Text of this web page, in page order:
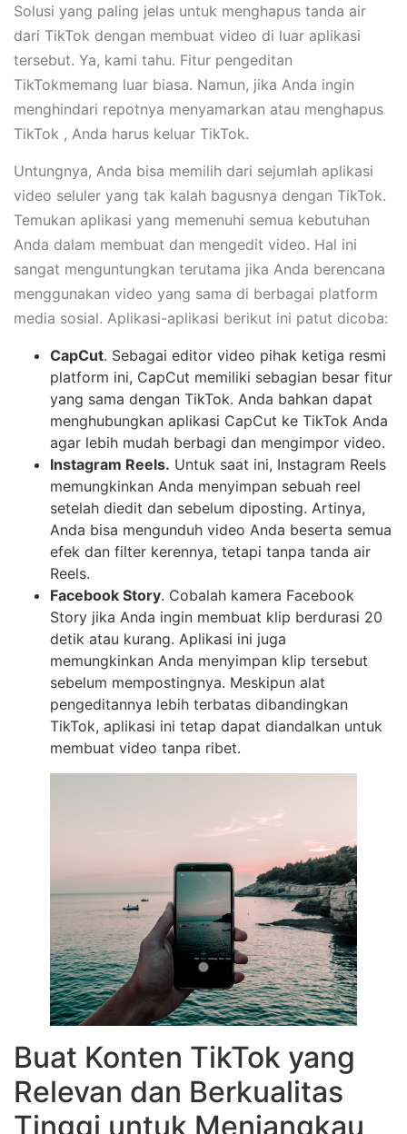
Solusi yang paling jelas untuk menghapus tanda air
dari TikTok dengan membuat video di luar aplikasi
tersebut. Ya, kami tahu. Fitur pengeditan
TikTokmemang luar biasa. Namun, jika Anda ingin
menghindari repotnya menyamarkan atau menghapus
TikTok , Anda harus keluar TikTok.
Untungnya, Anda bisa memilih dari sejumlah aplikasi
video seluler yang tak kalah bagusnya dengan TikTok.
Temukan aplikasi yang memenuhi semua kebutuhan
Anda dalam membuat dan mengedit video. Hal ini
sangat menguntungkan terutama jika Anda berencana
menggunakan video yang sama di berbagai platform
media sosial. Aplikasi-aplikasi berikut ini patut dicoba:
CapCut. Sebagai editor video pihak ketiga resmi
platform ini, CapCut memiliki sebagian besar fitur
yang sama dengan TikTok. Anda bahkan dapat
menghubungkan aplikasi CapCut ke TikTok Anda
agar lebih mudah berbagi dan mengimpor video.
Instagram Reels. Untuk saat ini, Instagram Reels
memungkinkan Anda menyimpan sebuah reel
setelah diedit dan sebelum diposting. Artinya,
Anda bisa mengunduh video Anda beserta semua
efek dan filter kerennya, tetapi tanpa tanda air
Reels.
Facebook Story. Cobalah kamera Facebook
Story jika Anda ingin membuat klip berdurasi 20
detik atau kurang. Aplikasi ini juga
memungkinkan Anda menyimpan klip tersebut
sebelum mempostingnya. Meskipun alat
pengeditannya lebih terbatas dibandingkan
TikTok, aplikasi ini tetap dapat diandalkan untuk
membuat video tanpa ribet.
Buat Konten TikTok yang
Relevan dan Berkualitas
Tinggi untuk Menjangkau